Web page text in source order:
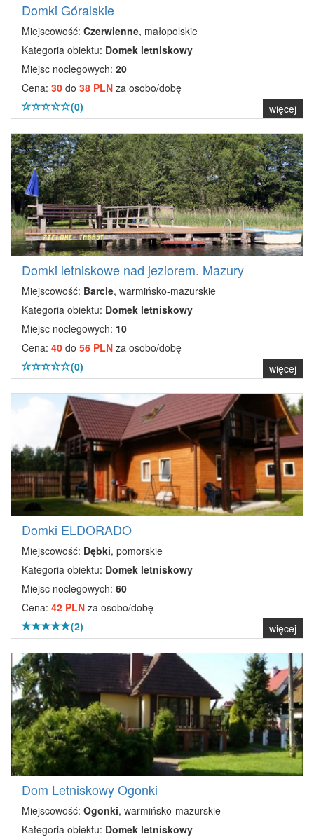
Domki Góralskie
Miejscowość: Czerwienne, małopolskie
Kategoria obiektu: Domek letniskowy
Miejsc noclegowych: 20
Cena: 30 do 38 PLN za osobo/dobę
(0)
więcej
Domki letniskowe nad jeziorem. Mazury
Miejscowość: Barcie, warmińsko-mazurskie
Kategoria obiektu: Domek letniskowy
Miejsc noclegowych: 10
Cena: 40 do 56 PLN za osobo/dobę
(0)
więcej
Domki ELDORADO
Miejscowość: Dębki, pomorskie
Kategoria obiektu: Domek letniskowy
Miejsc noclegowych: 60
Cena: 42 PLN za osobo/dobę
(2)
więcej
Dom Letniskowy Ogonki
Miejscowość: Ogonki, warmińsko-mazurskie
Kategoria obiektu: Domek letniskowy